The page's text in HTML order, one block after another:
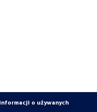
o używanych